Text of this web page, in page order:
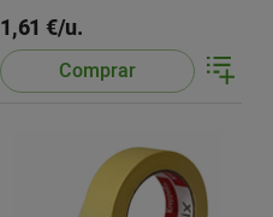
1,61 €/u.
Comprar